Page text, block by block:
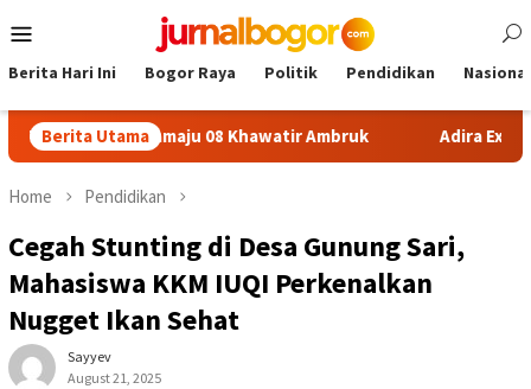
to
Menu
Berita Hari Ini Bogor Raya Politik Pendidikan Nasional
Berita Utama
Sukamaju 08 Khawatir Ambruk Adira Expo Merdeka
Home Pendidikan
Cegah Stunting di Desa Gunung Sari,
Mahasiswa KKM IUQI Perkenalkan
Nugget Ikan Sehat
Sayyev
August 21, 2025